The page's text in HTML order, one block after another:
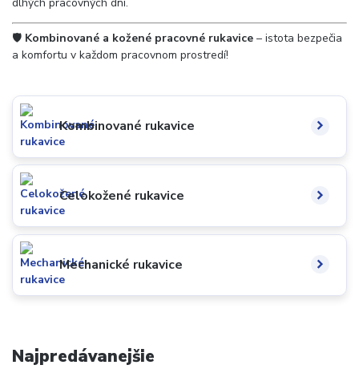
🛡️ Kombinované a kožené pracovné rukavice – istota bezpečia
a komfortu v každom pracovnom prostredí!
Kombinované rukavice
Celokožené rukavice
Mechanické rukavice
Najpredávanejšie